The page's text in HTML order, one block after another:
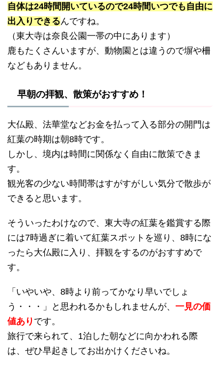
自体は24時間開いているので24時間いつでも自由に
出入りできるんですね。
（東大寺は奈良公園一帯の中にあります）
鹿もたくさんいますが、動物園とは違うので塀や柵
などもありません。
早朝の拝観、散策がおすすめ！
大仏殿、法華堂などお金を払って入る部分の開門は
紅葉の時期は朝8時です。
しかし、境内は時間に関係なく自由に散策できま
す。
観光客の少ない時間帯はすがすがしい気分で散歩が
できると思います。
そういったわけなので、東大寺の紅葉を鑑賞する際
には7時過ぎに着いて紅葉スポットを巡り、8時にな
ったら大仏殿に入り、拝観をするのがおすすめで
す。
「いやいや、8時より前ってかなり早いでしょ
う・・・」と思われるかもしれませんが、 一見の価
値あり です。
旅行で来られて、1泊した朝などに向かわれる際
は、ぜひ早起きしてお出かけくださいね。